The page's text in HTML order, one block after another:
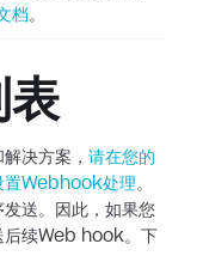
档。
表
决方案， 请在您的
置Webhook处理。
送。因此，如果您
后续Web hook。下